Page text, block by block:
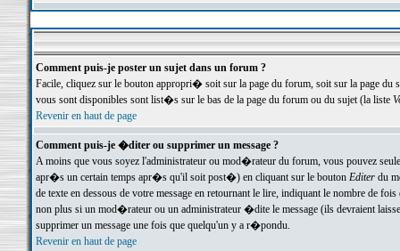
Comment puis-je poster un sujet dans un forum ?
Facile, cliquez sur le bouton appropri� soit sur la page du forum, soit sur la page du
vous sont disponibles sont list�s sur le bas de la page du forum ou du sujet (la liste
Revenir en haut de page
Comment puis-je �diter ou supprimer un message ?
A moins que vous soyez l'administrateur ou mod�rateur du forum, vous pouvez
apr�s un certain temps apr�s qu'il soit post�) en cliquant sur le bouton Editerdu
de texte en dessous de votre message en retournant le lire, indiquant le nombre
non plus si un mod�rateur ou un administrateur �dite le message (ils devraient
supprimer un message une fois que quelqu'un y a r�pondu.
Revenir en haut de page